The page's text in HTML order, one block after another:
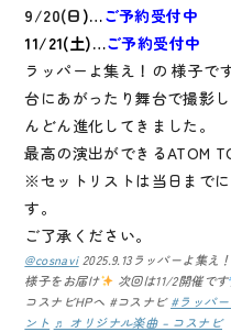
9/20(日 )…ご予約受付中
11/21(土)…ご予約受付中
ラッパーよ集え！の 様子で
台にあがったり舞台で撮影
んどん進化してきました。
最高の演出ができるATOM
※セットリストは当日まで
す。
ご了承ください。
@cosnavi2025.9.13ラッパーよ集え
様子をお届け
次回は11/2開催です
コスナビHPへ #コスナビ#ラッパー
ント ♬ オリジナル楽曲 – コスナビ